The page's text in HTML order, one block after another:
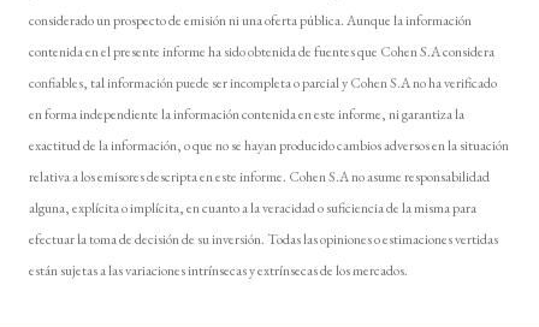
considerado un prospecto de emisión ni una oferta pública. Aunque la información
contenida en el presente informe ha sido obtenida de fuentes que Cohen S.A considera
confiables, tal información puede ser incompleta o parcial y Cohen S.A no ha verificado
en forma independiente la información contenida en este informe, ni garantiza la
exactitud de la información, o que no se hayan producido cambios adversos en la situación
relativa a los emisores descripta en este informe. Cohen S.A no asume responsabilidad
alguna, explícita o implícita, en cuanto a la veracidad o suficiencia de la misma para
efectuar la toma de decisión de su inversión. Todas las opiniones o estimaciones vertidas
están sujetas a las variaciones intrínsecas y extrínsecas de los mercados.